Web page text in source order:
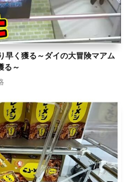
早く獲る～ダイの大冒険マアム
る～